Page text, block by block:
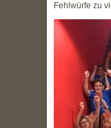
Fehlwürfe zu